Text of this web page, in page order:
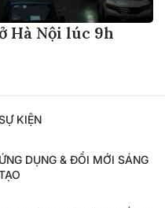
Hà Nội lúc 9h
KIỆN
ỨNG DỤNG & ĐỔI MỚI SÁNG